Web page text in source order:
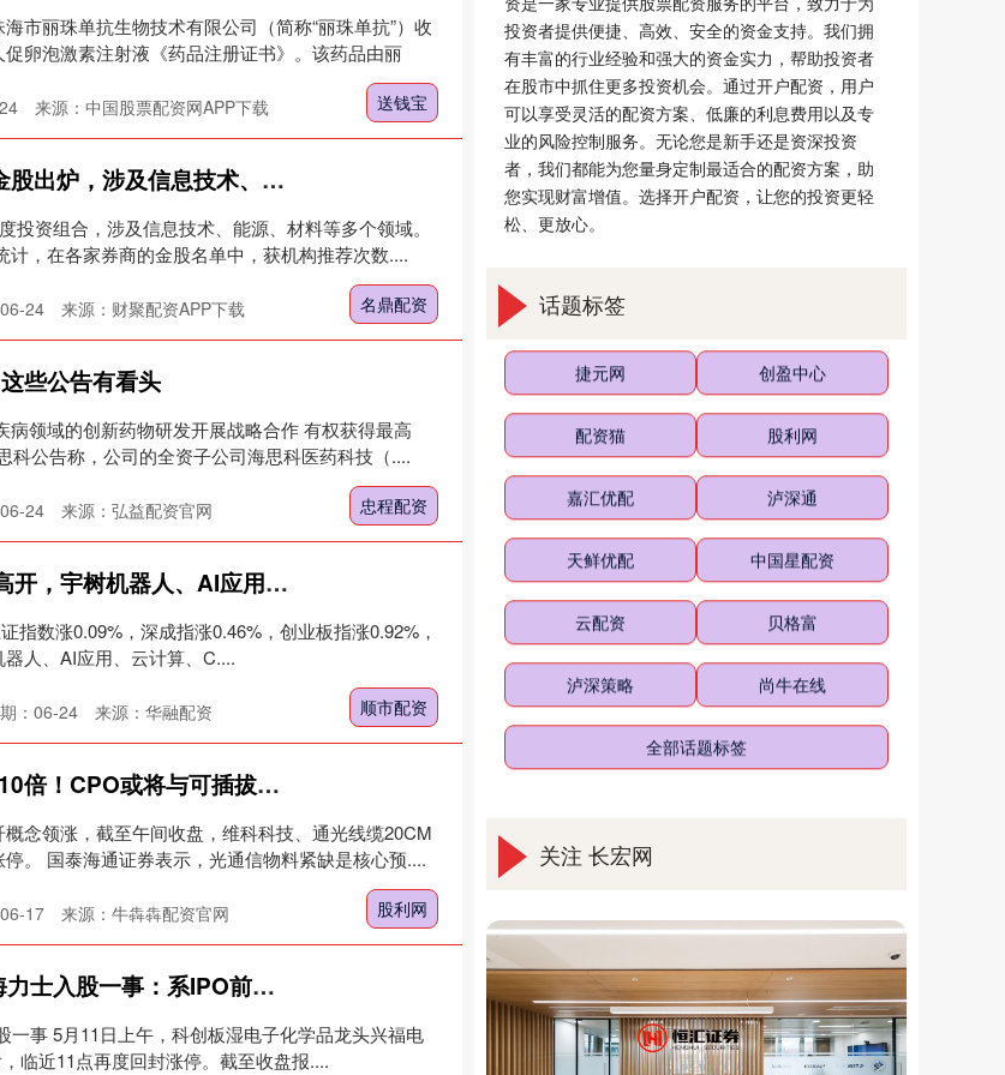
市丽珠单抗生物技术有限公司（简称“丽珠单抗”）收
卵泡激素注射液《药品注册证书》。该药品由丽
送钱宝
来源：中国股票配资网APP下载
名鼎配资 晓数点丨券商6月金股出炉，涉及信息技术、能源等领域
投资组合，涉及信息技术、能源、材料等多个领域。
，在各家券商的金股名单中，获机构推荐次数....
名鼎配资
24 来源：财聚配资APP下载
些公告有看头
病领域的创新药物研发开展战略合作 有权获得最高
科公告称，公司的全资子公司海思科医药科技（....
忠程配资
24 来源：弘益配资官网
顺市配资 A股四大指数集体高开，宇树机器人、AI应用等概念股活跃
指数涨0.09%，深成指涨0.46%，创业板指涨0.92%，
人、AI应用、云计算、C....
顺市配资
：06-24 来源：华融配资
股利网 光互联潜在规模暴增10倍！CPO或将与可插拔共存(附股)
念领涨，截至午间收盘，维科科技、通光线缆20CM
。 国泰海通证券表示，光通信物料紧缺是核心预....
股利网
17 来源：牛犇犇配资官网
股神配资 兴福电子回应SK海力士入股一事：系IPO前股东 1月22日解除限售
一事 5月11日上午，科创板湿电子化学品龙头兴福电
临近11点再度回封涨停。截至收盘报....
投资者提供便捷、高效、安全的资金支持。我们拥
有丰富的行业经验和强大的资金实力，帮助投资者
在股市中抓住更多投资机会。通过开户配资，用户
可以享受灵活的配资方案、低廉的利息费用以及专
业的风险控制服务。无论您是新手还是资深投资
者，我们都能为您量身定制最适合的配资方案，助
您实现财富增值。选择开户配资，让您的投资更轻
松、更放心。
话题标签
捷元网 创盈中心
配资猫 股利网
嘉汇优配 泸深通
天鲜优配 中国星配资
云配资 贝格富
泸深策略 尚牛在线
全部话题标签
关注 长宏网